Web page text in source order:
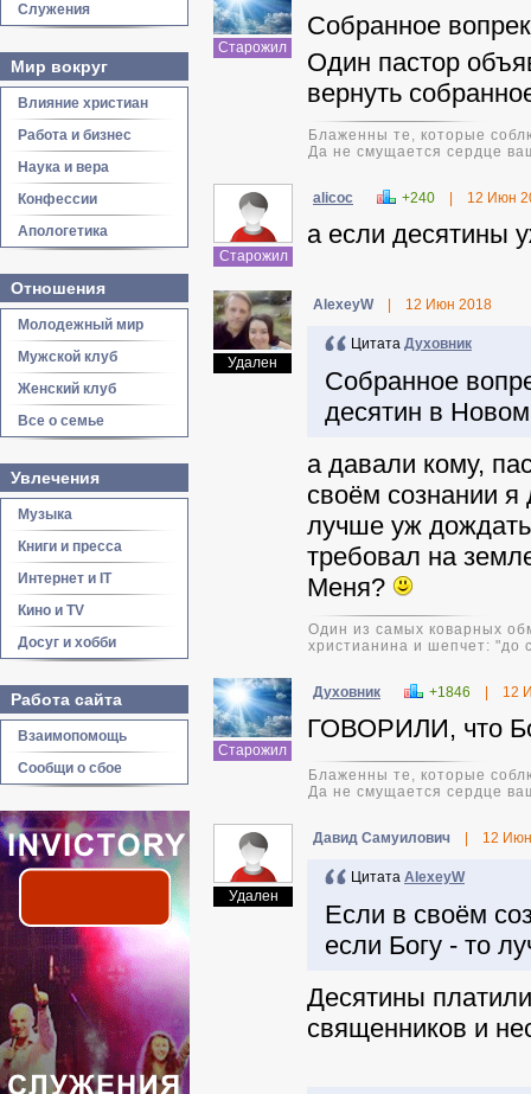
Служения
Мир вокруг
Влияние христиан
Работа и бизнес
Наука и вера
Конфессии
Апологетика
Отношения
Молодежный мир
Мужской клуб
Женский клуб
Все о семье
Увлечения
Музыка
Книги и пресса
Интернет и IT
Кино и TV
Досуг и хобби
Работа сайта
Взаимопомощь
Сообщи о сбое
Старожил
Собранное
Один пастор
вернуть
Блаженны те, которые
Да не смущается сердце
Старожил
alicoc +240 12 Июн
а если десятины
Удален
AlexeyW 12 Июн 2018
Цитата Духовник
Собранное
десятин в
а давали кому,
своём сознании
лучше уж
требовал на
Меня?
Один из самых коварных
христианина и шепчет: "до
Старожил
Духовник +1846 12
ГОВОРИЛИ, что
Блаженны те, которые
Да не смущается сердце
Удален
Давид Самуилович 12
Цитата AlexeyW
Если в своём
если Богу - то
Десятины
священников и